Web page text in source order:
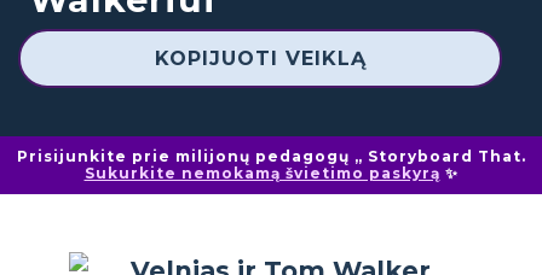
KOPIJUOTI VEIKLĄ
Prisijunkite prie milijonų pedagogų „ Storyboard That.
Sukurkite nemokamą švietimo paskyrą ✨